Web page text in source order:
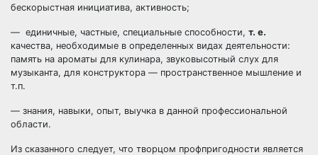
бескорыстная инициатива, активность;
— единичные, частные, специальные способности, т. е.
качества, необходимые в определенных видах деятельности:
память на ароматы для кулинара, звуковысотный слух для
музыканта, для конструктора — пространственное мышление и
т.п.
— знания, навыки, опыт, выучка в данной профессиональной
области.
Из сказанного следует, что творцом профпригодности является